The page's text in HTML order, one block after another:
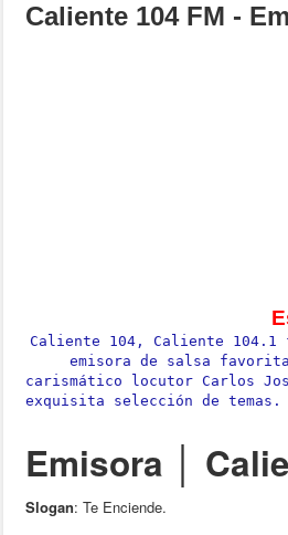
Caliente 104 FM -
Caliente 104, Caliente 104.1
emisora de salsa
carismático locutor Carlos
exquisita selección de temas.
Emisora │
Slogan: Te Enciende.